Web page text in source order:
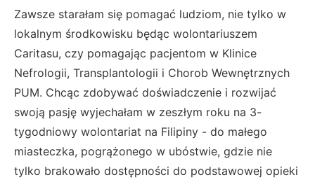
Zawsze starałam się pomagać ludziom, nie tylko w
lokalnym środkowisku będąc wolontariuszem
Caritasu, czy pomagając pacjentom w Klinice
Nefrologii, Transplantologii i Chorob Wewnętrznych
PUM. Chcąc zdobywać doświadczenie i rozwijać
swoją pasję wyjechałam w zeszłym roku na 3-
tygodniowy wolontariat na Filipiny - do małego
miasteczka, pogrążonego w ubóstwie, gdzie nie
tylko brakowało dostępności do podstawowej opieki